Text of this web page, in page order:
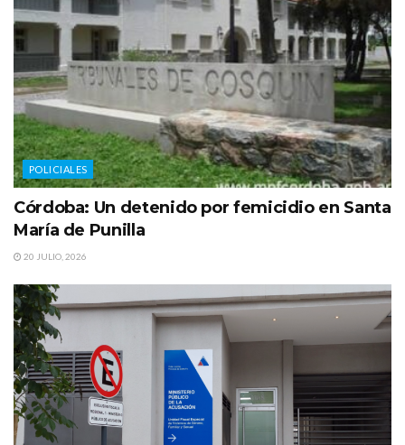
POLICIALES
Córdoba: Un detenido por femicidio en Santa
María de Punilla
20 JULIO, 2026